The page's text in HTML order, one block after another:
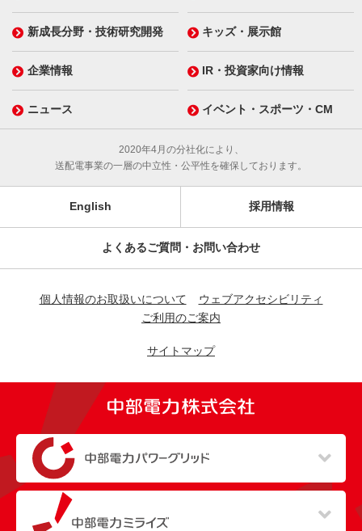
新成長分野・技術研究開発 キッズ・展示館
企業情報 IR・投資家向け情報
ニュース イベント・スポーツ・CM
2020年4月の分社化により、
送配電事業の一層の中立性・公平性を確保しております。
English 採用情報
よくあるご質問・お問い合わせ
個人情報のお取扱いについて
ウェブアクセシビリティ
ご利用のご案内
サイトマップ
（新しいウィンドウを開きます）
（新しいウィンドウを開きます）